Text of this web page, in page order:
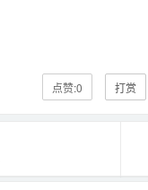
点赞:0 打赏